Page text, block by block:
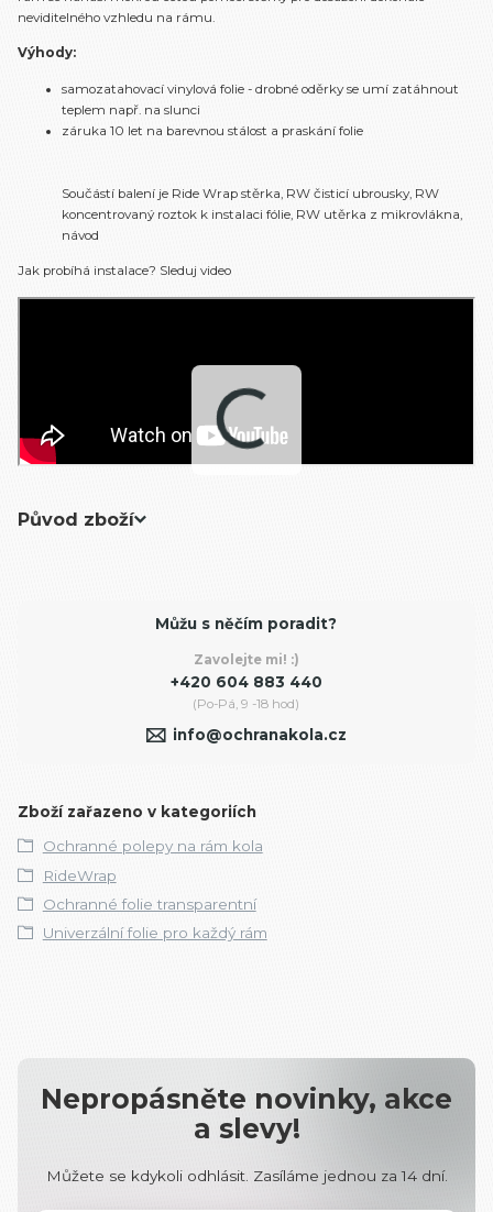
neviditelného vzhledu na rámu.
Výhody:
samozatahovací vinylová folie - drobné oděrky se umí zatáhnout
teplem např. na slunci
záruka 10 let na barevnou stálost a praskání folie
Součástí balení je Ride Wrap stěrka, RW čisticí ubrousky, RW
koncentrovaný roztok k instalaci fólie, RW utěrka z mikrovlákna,
návod
Jak probíhá instalace? Sleduj video
Původ zboží
Můžu s něčím poradit?
Zavolejte mi! :)
+420 604 883 440
(Po-Pá, 9 -18 hod)
info@ochranakola.cz
Zboží zařazeno v kategoriích
Ochranné polepy na rám kola
RideWrap
Ochranné folie transparentní
Univerzální folie pro každý rám
Nepropásněte novinky, akce
a slevy!
Můžete se kdykoli odhlásit. Zasíláme jednou za 14 dní.